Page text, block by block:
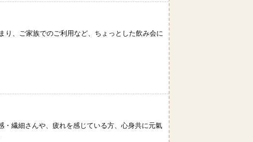
り、ご家族でのご利用など、ちょっとした飲み会に
繊細さんや、疲れを感じている方、心身共に元氣